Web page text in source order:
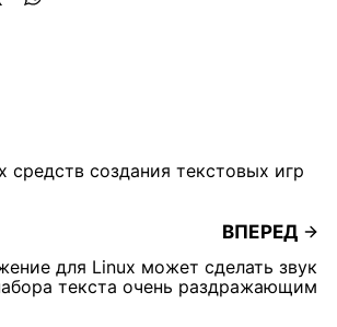
средств создания текстовых игр
ВПЕРЕД
для Linux может сделать звук
текста очень раздражающим